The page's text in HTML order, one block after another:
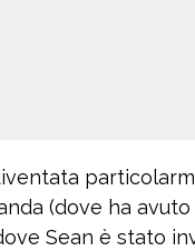
(dove ha
Sean è stato